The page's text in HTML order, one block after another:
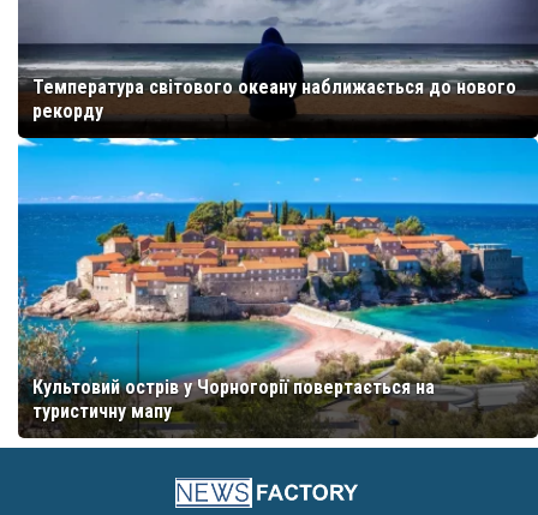
Температура світового океану наближається до нового
рекорду
Культовий острів у Чорногорії повертається на
туристичну мапу